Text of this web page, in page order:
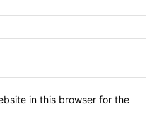
in this browser for the